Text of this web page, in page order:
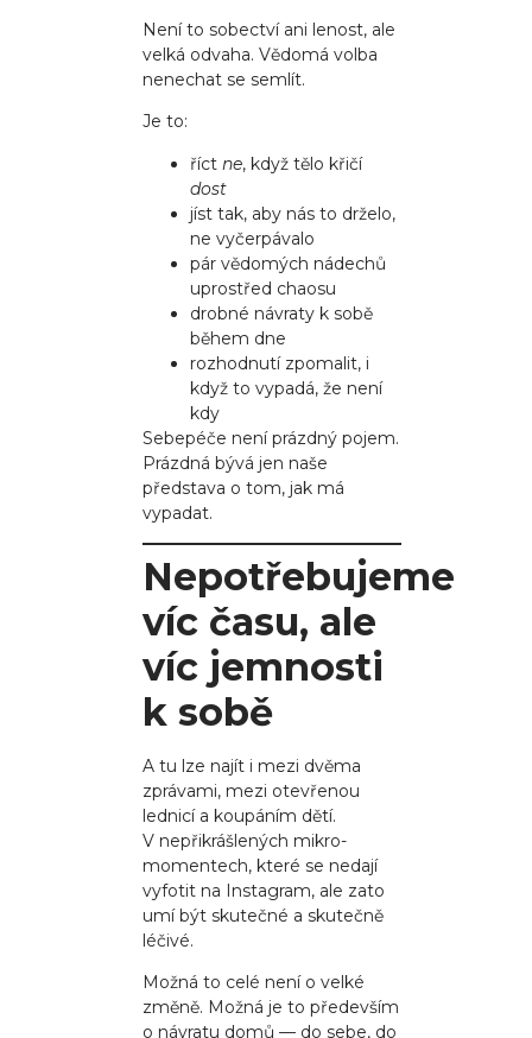
Není to sobectví ani lenost, ale
velká odvaha. Vědomá volba
nenechat se semlít.
Je to:
říct ne, když tělo křičí
dost
jíst tak, aby nás to drželo,
ne vyčerpávalo
pár vědomých nádechů
uprostřed chaosu
drobné návraty k sobě
během dne
rozhodnutí zpomalit, i
když to vypadá, že není
kdy
Sebepéče není prázdný pojem.
Prázdná bývá jen naše
představa o tom, jak má
vypadat.
Nepotřebujeme
víc času, ale
víc jemnosti
k sobě
A tu lze najít i mezi dvěma
zprávami, mezi otevřenou
lednicí a koupáním dětí.
V nepřikrášlených mikro-
momentech, které se nedají
vyfotit na Instagram, ale zato
umí být skutečné a skutečně
léčivé.
Možná to celé není o velké
změně. Možná je to především
o návratu domů — do sebe, do